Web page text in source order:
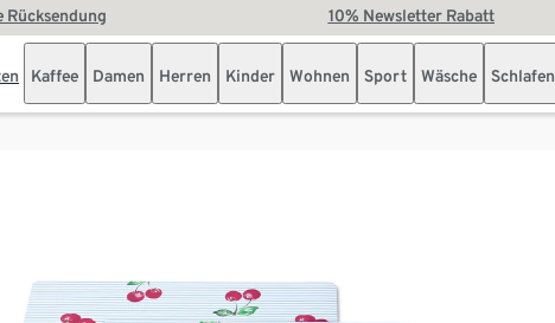
Rücksendung 10% Newsletter Rabatt
Kaffee Damen Herren Kinder Wohnen Sport Wäsche Schlafen